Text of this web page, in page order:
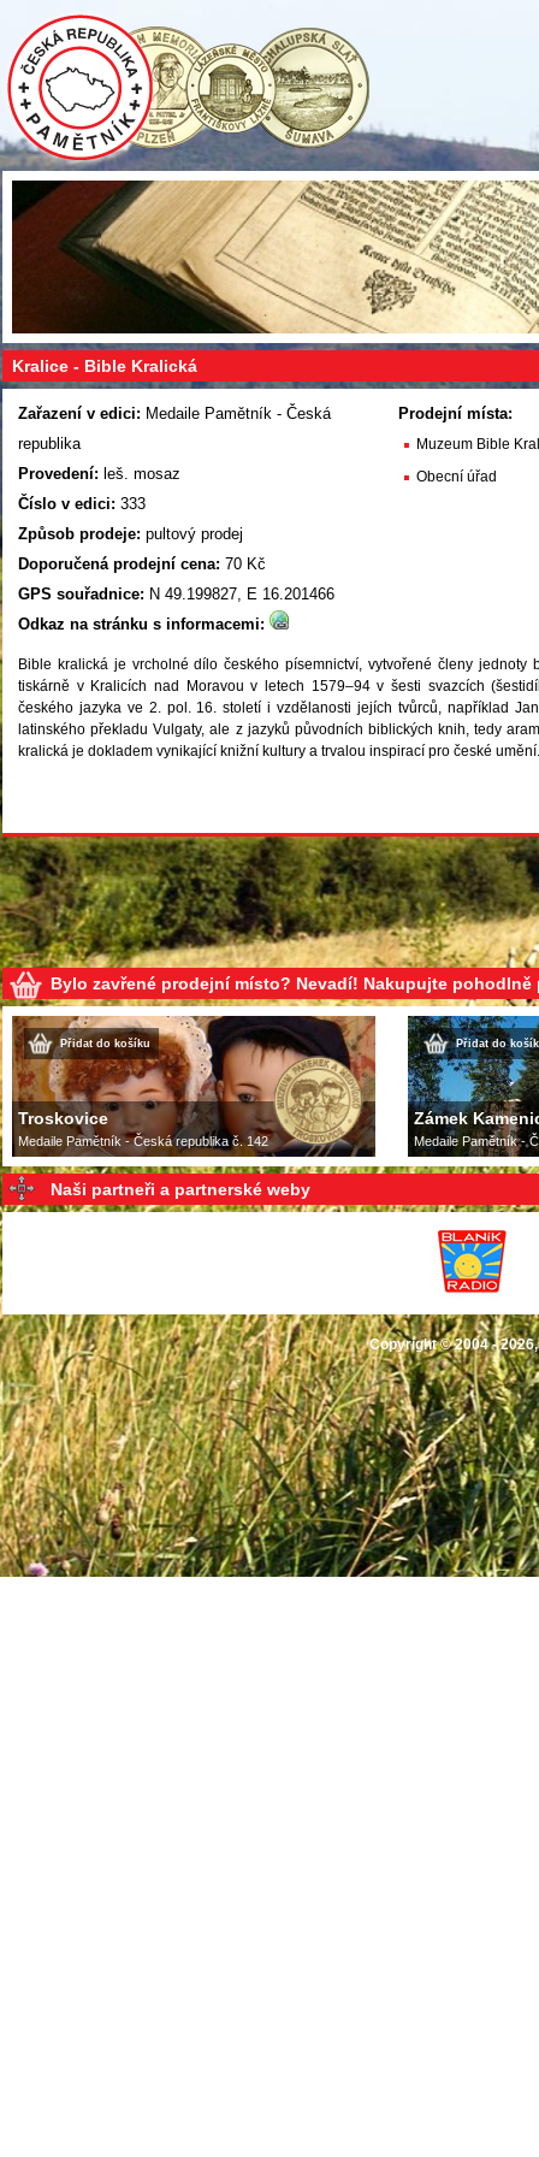
Kralice - Bible Kralická
Zařazení v edici: Medaile Pamětník - Česká
republika
Provedení: leš. mosaz
Číslo v edici: 333
Způsob prodeje: pultový prodej
Doporučená prodejní cena: 70 Kč
GPS souřadnice: N 49.199827, E 16.201466
Odkaz na stránku s informacemi:
Prodejní místa:
Muzeum Bible
Obecní úřad
Bible kralická je vrcholné dílo českého písemnictví, vytvořené členy jednoty
tiskárně v Kralicích nad Moravou v letech 1579–94 v šesti svazcích
českého jazyka ve 2. pol. 16. století i vzdělanosti jejích tvůrců, například
latinského překladu Vulgaty, ale z jazyků původních biblických knih, tedy
kralická je dokladem vynikající knižní kultury a trvalou inspirací pro české umění.
Bylo zavřené prodejní místo? Nevadí! Nakupujte
Přidat do košíku
Troskovice
Medaile Pamětník - Česká republika č. 142
Přidat do
Zámek
Medaile Pamětník -
Naši partneři a partnerské weby
Copyright © 2004 -